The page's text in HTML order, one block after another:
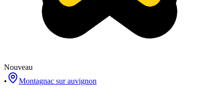
Nouveau
•
Montagnac sur auvignon